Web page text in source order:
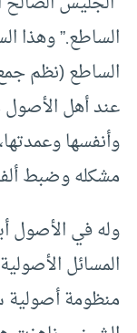
الساطع.” وهذا
الساطع (نظم
عند أهل
وأنفسها
مشكله وضبط
وله في الأصول
المسائل
منظومة